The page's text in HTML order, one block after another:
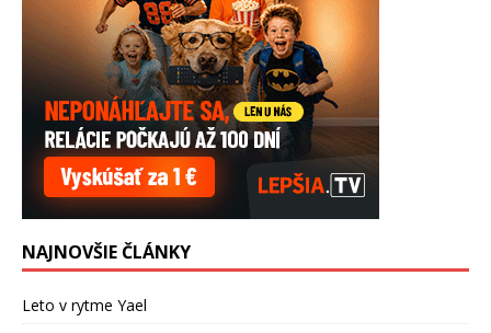
NAJNOVŠIE ČLÁNKY
Leto v rytme Yael